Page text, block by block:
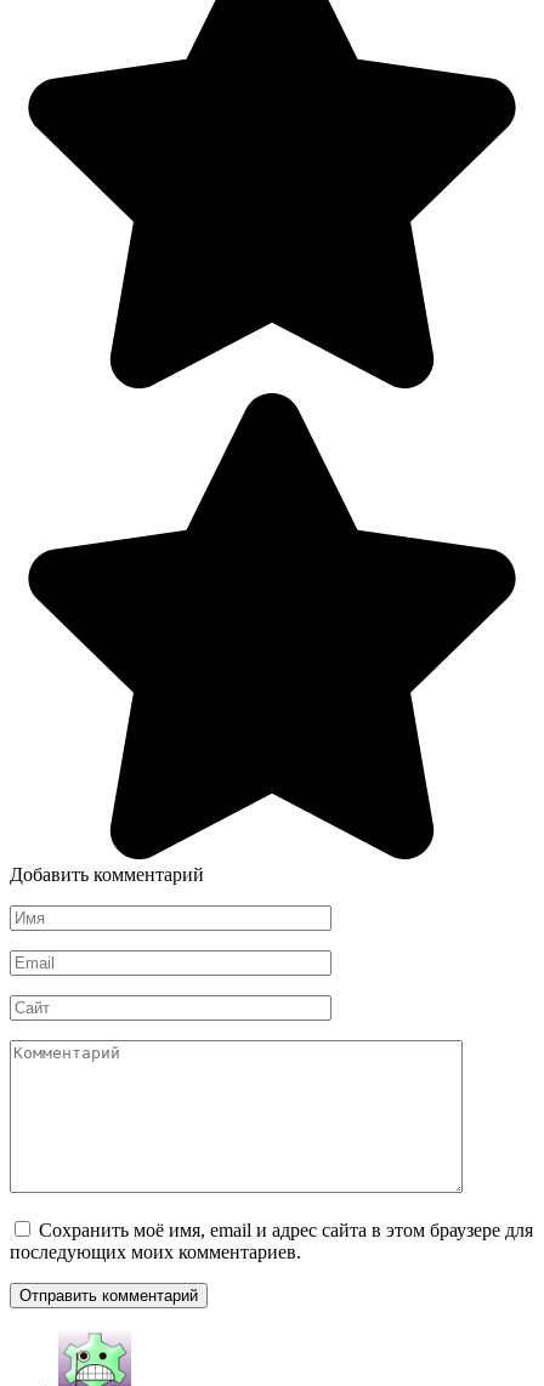
Добавить комментарий
Имя
*
Email
*
Сайт
Комментарий
Сохранить моё имя, email и адрес сайта в этом браузере для
последующих моих комментариев.